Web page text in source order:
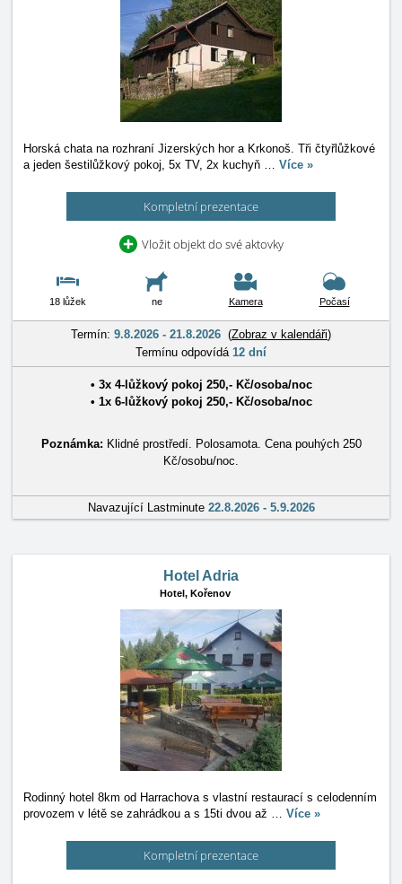
Horská chata na rozhraní Jizerských hor a Krkonoš. Tři čtyřlůžkové
a jeden šestilůžkový pokoj, 5x TV, 2x kuchyň … Více »
Kompletní prezentace
Vložit objekt do své aktovky
18 lůžek ne Kamera Počasí
Termín: 9.8.2026 - 21.8.2026 (Zobraz v kalendáři)
Termínu odpovídá 12 dní
• 3x 4-lůžkový pokoj 250,- Kč/osoba/noc
• 1x 6-lůžkový pokoj 250,- Kč/osoba/noc
Poznámka: Klidné prostředí. Polosamota. Cena pouhých 250
Kč/osobu/noc.
Navazující Lastminute 22.8.2026 - 5.9.2026
Hotel Adria
Hotel, Kořenov
Rodinný hotel 8km od Harrachova s vlastní restaurací s celodenním
provozem v létě se zahrádkou a s 15ti dvou až … Více »
Kompletní prezentace